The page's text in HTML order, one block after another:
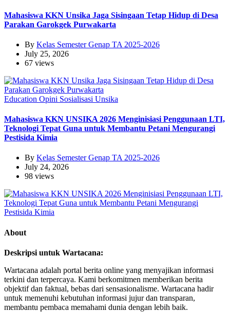
Mahasiswa KKN Unsika Jaga Sisingaan Tetap Hidup di Desa
Parakan Garokgek Purwakarta
By Kelas Semester Genap TA 2025-2026
July 25, 2026
67 views
Education Opini Sosialisasi Unsika
Mahasiswa KKN UNSIKA 2026 Menginisiasi Penggunaan LTI,
Teknologi Tepat Guna untuk Membantu Petani Mengurangi
Pestisida Kimia
By Kelas Semester Genap TA 2025-2026
July 24, 2026
98 views
About
Deskripsi untuk Wartacana:
Wartacana adalah portal berita online yang menyajikan informasi
terkini dan terpercaya. Kami berkomitmen memberikan berita
objektif dan faktual, bebas dari sensasionalisme. Wartacana hadir
untuk memenuhi kebutuhan informasi jujur dan transparan,
membantu pembaca memahami dunia dengan lebih baik.